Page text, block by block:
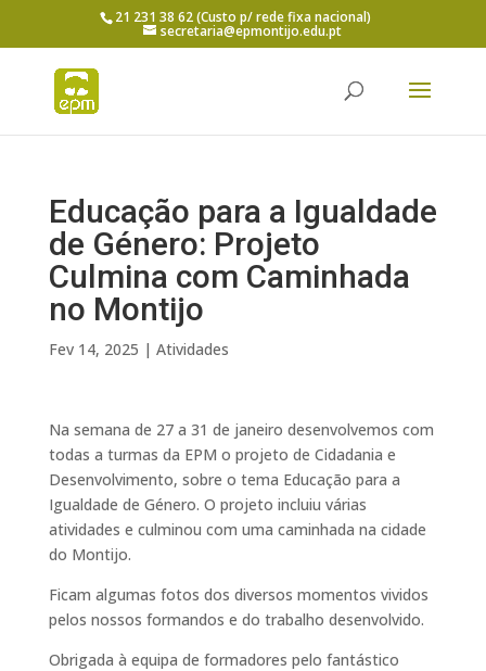
21 231 38 62 (Custo p/ rede fixa nacional)
secretaria@epmontijo.edu.pt
Educação para a Igualdade
de Género: Projeto
Culmina com Caminhada
no Montijo
Fev 14, 2025 | Atividades
Na semana de 27 a 31 de janeiro desenvolvemos com
todas a turmas da EPM o projeto de Cidadania e
Desenvolvimento, sobre o tema Educação para a
Igualdade de Género. O projeto incluiu várias
atividades e culminou com uma caminhada na cidade
do Montijo.
Ficam algumas fotos dos diversos momentos vividos
pelos nossos formandos e do trabalho desenvolvido.
Obrigada à equipa de formadores pelo fantástico